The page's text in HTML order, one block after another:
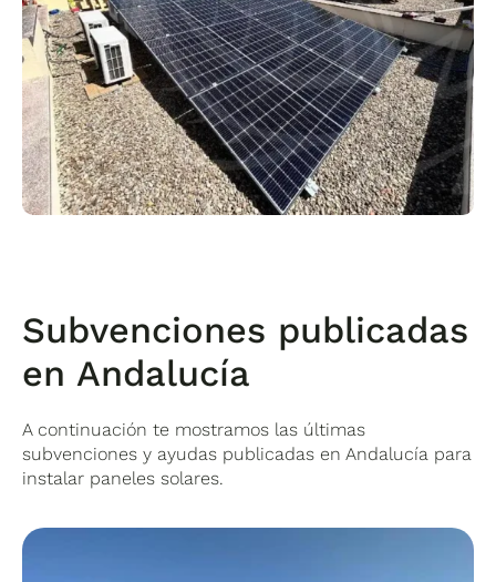
Subvenciones publicadas
en Andalucía
A continuación te mostramos las últimas
subvenciones y ayudas publicadas en Andalucía para
instalar paneles solares.